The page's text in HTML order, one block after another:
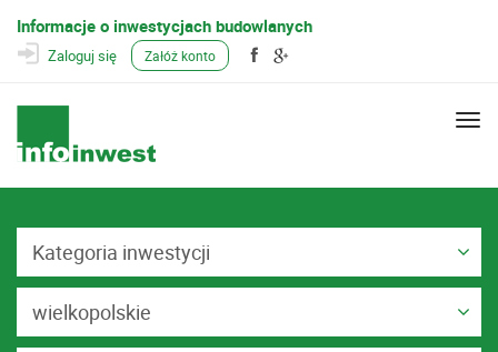
Informacje o inwestycjach budowlanych
Zaloguj się Załóż konto
Kategoria inwestycji
wielkopolskie